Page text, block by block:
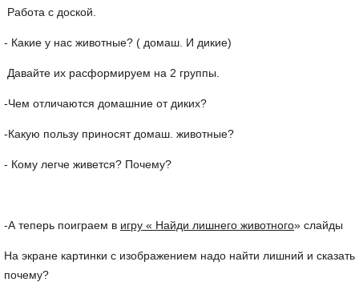
Работа с доской.
- Какие у нас животные? ( домаш. И дикие)
Давайте их расформируем на 2 группы.
-Чем отличаются домашние от диких?
-Какую пользу приносят домаш. животные?
- Кому легче живется? Почему?
-А теперь поиграем в игру « Найди лишнего животного» слайды
На экране картинки с изображением надо найти лишний и сказать
почему?